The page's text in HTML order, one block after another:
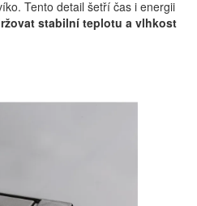
Tento detail šetří čas i energii
stabilní teplotu a vlhkost